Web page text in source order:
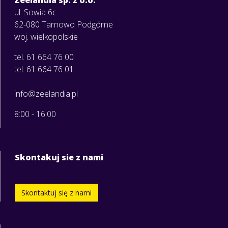
ul. Sowia 6c
62-080 Tarnowo Podgórne
woj. wielkopolskie
tel. 61 664 76 00
tel. 61 664 76 01
info@zeelandia.pl
8:00 - 16:00
Skontakuj sie z nami
Skontaktuj się z nami